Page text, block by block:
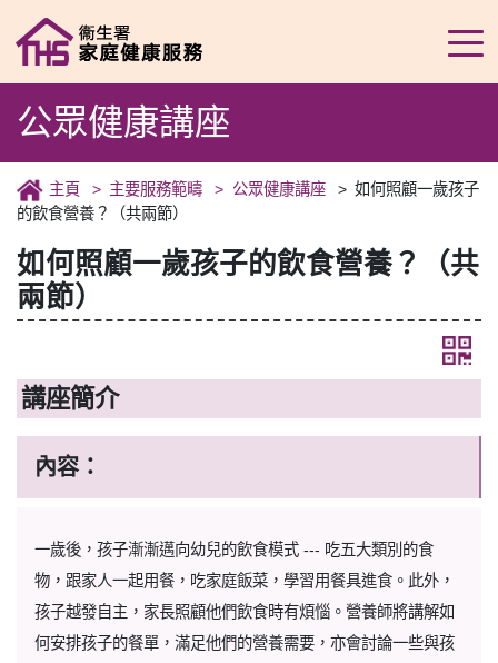
公眾健康講座
主頁 主要服務範疇 公眾健康講座
如何照顧一歲孩子
的飲食營養？（共兩節）
如何照顧一歲孩子的飲食營養？（共
兩節）
講座簡介
內容：
一歲後，孩子漸漸邁向幼兒的飲食模式 --- 吃五大類別的食
物，跟家人一起用餐，吃家庭飯菜，學習用餐具進食。此外，
孩子越發自主，家長照顧他們飲食時有煩惱。營養師將講解如
何安排孩子的餐單，滿足他們的營養需要，亦會討論一些與孩